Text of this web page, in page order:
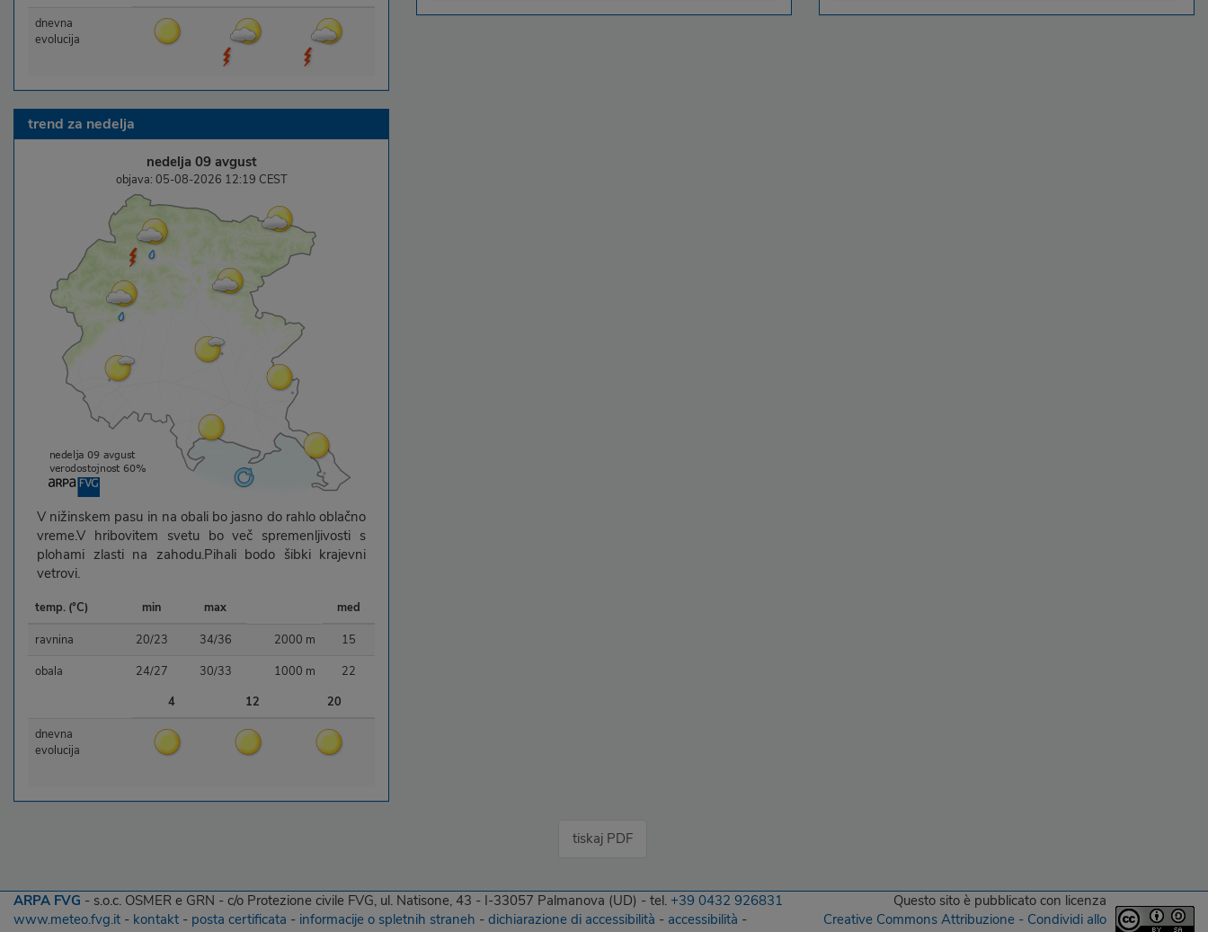
dnevna
evolucija
trend za nedelja
nedelja 09 avgust
objava: 05-08-2026 12:19 CEST
V nižinskem pasu in na obali bo jasno do rahlo oblačno
vreme.V hribovitem svetu bo več spremenljivosti s
plohami zlasti na zahodu.Pihali bodo šibki krajevni
vetrovi.
temp. (°C) min max
med
ravnina
20/23 34/36 2000 m
15
obala
24/27 30/33 1000 m
22
4
12
20
dnevna
evolucija
tiskaj PDF
ARPA FVG - s.o.c. OSMER e GRN - c/o Protezione civile FVG, ul. Natisone, 43 - I-33057 Palmanova (UD) - tel. +39 0432 926831
www.meteo.fvg.it - kontakt - posta certificata - informacije o spletnih straneh - dichiarazione di accessibilità - accessibilità -
Questo sito è pubblicato con licenza
Creative Commons Attribuzione - Condividi allo